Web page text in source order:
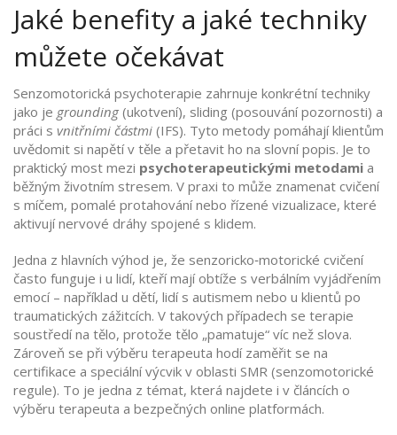
Jaké benefity a jaké techniky
můžete očekávat
Senzomotorická psychoterapie zahrnuje konkrétní techniky
jako je grounding (ukotvení), sliding (posouvání pozornosti) a
práci s vnitřními částmi (IFS). Tyto metody pomáhají klientům
uvědomit si napětí v těle a přetavit ho na slovní popis. Je to
praktický most mezi psychoterapeutickými metodami a
běžným životním stresem. V praxi to může znamenat cvičení
s míčem, pomalé protahování nebo řízené vizualizace, které
aktivují nervové dráhy spojené s klidem.
Jedna z hlavních výhod je, že senzoricko‑motorické cvičení
často funguje i u lidí, kteří mají obtíže s verbálním vyjádřením
emocí – například u dětí, lidí s autismem nebo u klientů po
traumatických zážitcích. V takových případech se terapie
soustředí na tělo, protože tělo „pamatuje“ víc než slova.
Zároveň se při výběru terapeuta hodí zaměřit se na
certifikace a speciální výcvik v oblasti SMR (senzomotorické
regule). To je jedna z témat, která najdete i v článcích o
výběru terapeuta a bezpečných online platformách.